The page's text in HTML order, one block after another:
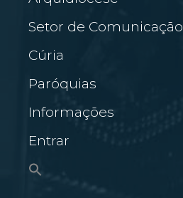
Setor de Comunicação
Cúria
Paróquias
Informações
Entrar